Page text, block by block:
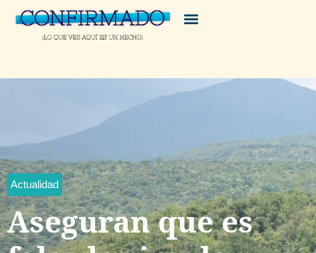
Actualidad
Aseguran que es